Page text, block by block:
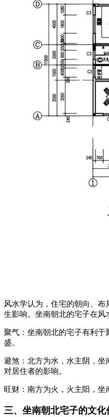
风水学认为，住宅的朝向、
生影响。坐南朝北的宅子在风
聚气：坐南朝北的宅子有利
盛。
避煞：北方为水，水主阴，
对居住者的影响。
旺财：南方为火，火主阳，坐
三、坐南朝北宅子的文化